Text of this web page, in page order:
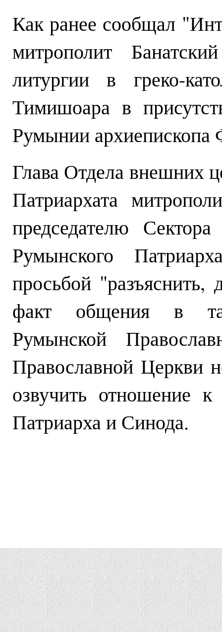
Как ранее сообщал
митрополит
литургии в греко-
Тимишоара в
Румынии архиепископа
Глава Отдела внешних
Патриархата
председателю
Румынского
просьбой "разъяснить,
факт общения в
Румынской
Православной Церкви
озвучить отношение
Патриарха и Синода.